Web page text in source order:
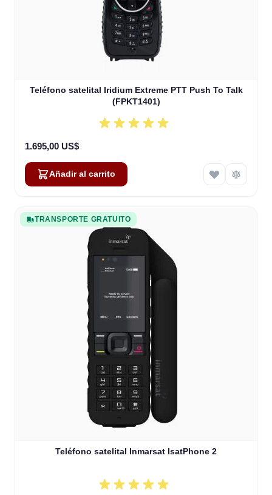
Teléfono satelital Iridium Extreme PTT Push To Talk
(FPKT1401)
1.695,00 US$
Añadir al carrito
TRANSPORTE GRATUITO
Teléfono satelital Inmarsat IsatPhone 2